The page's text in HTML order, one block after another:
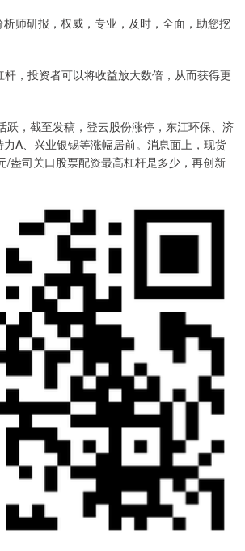
师研报，权威，专业，及时，全面，助您挖
杆，投资者可以将收益放大数倍，从而获得更
跃，截至发稿，登云股份涨停，东江环保、济
A、兴业银锡等涨幅居前。消息面上，现货
/盎司关口股票配资最高杠杆是多少，再创新